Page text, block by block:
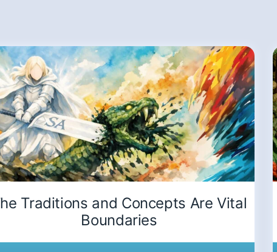
Traditions and Concepts Are Vital
Boundaries